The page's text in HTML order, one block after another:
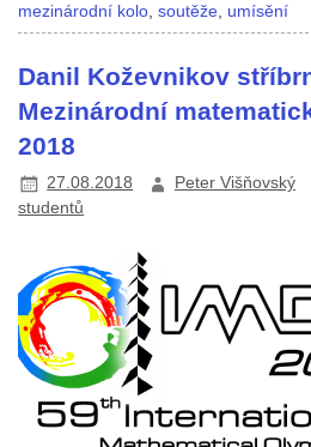
mezinárodní kolo ,soutěže umísění
Danil Koževnikov
Mezinárodní
2018
27.08.2018 Peter Višňovský
studentů